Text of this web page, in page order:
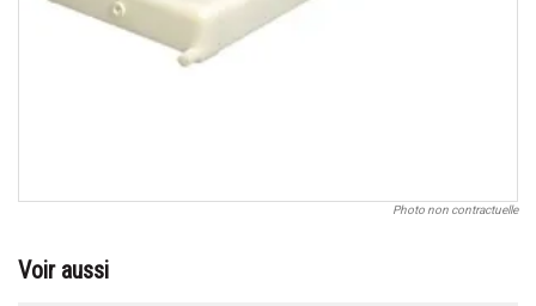
Photo non contractuelle
Voir aussi